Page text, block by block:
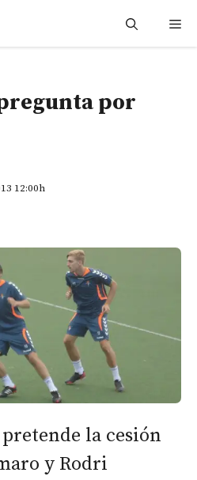
por
12:00h
la cesión
y Rodri